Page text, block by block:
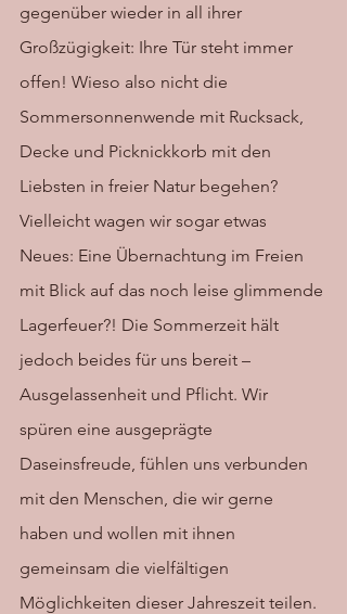
gegenüber wieder in all ihrer
Großzügigkeit: Ihre Tür steht immer
offen! Wieso also nicht die
Sommersonnenwende mit Rucksack,
Decke und Picknickkorb mit den
Liebsten in freier Natur begehen?
Vielleicht wagen wir sogar etwas
Neues: Eine Übernachtung im Freien
mit Blick auf das noch leise glimmende
Lagerfeuer?! Die Sommerzeit hält
jedoch beides für uns bereit –
Ausgelassenheit und Pflicht. Wir
spüren eine ausgeprägte
Daseinsfreude, fühlen uns verbunden
mit den Menschen, die wir gerne
haben und wollen mit ihnen
gemeinsam die vielfältigen
Möglichkeiten dieser Jahreszeit teilen.